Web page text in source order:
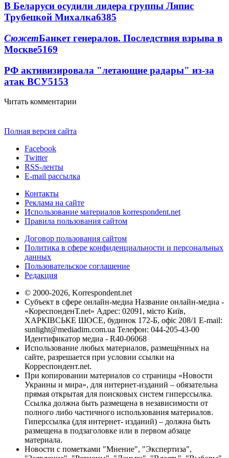
В Беларуси осудили лидера группы Ляпис
Трубецкой Михалка6385
СюжетБанкет генералов. Последствия взрыва в
Москве5169
РФ активизировала "летающие радары" из-за
атак ВСУ5153
Читать комментарии
Полная версия сайта
Facebook
Twitter
RSS-ленты
E-mail рассылка
Контакты
Реклама на сайте
Использование материалов korrespondent.net
Правила пользования сайтом
Договор пользования сайтом
Политика в сфере конфиденциальности и персональных
данных
Пользовательское соглашение
Редакция
© 2000-2026, Korrespondent.net
Субъект в сфере онлайн-медиа Название онлайн-медиа -
«КореспонденТ.net» Адрес: 02091, місто Київ,
ХАРКІВСЬКЕ ШОСЕ, будинок 172-Б, офіс 208/1 E-mail:
sunlight@mediadim.com.ua Телефон: 044-205-43-00
Идентификатор медиа - R40-06068
Использование любых материалов, размещённых на
сайте, разрешается при условии ссылки на
Корреспондент.net.
При копировании материалов со страницы «Новости
Украины и мира», для интернет-изданий – обязательна
прямая открытая для поисковых систем гиперссылка.
Ссылка должна быть размещена в независимости от
полного либо частичного использования материалов.
Гиперссылка (для интернет- изданий) – должна быть
размещена в подзаголовке или в первом абзаце
материала.
Новости с пометками "Мнение", "Экспертиза",